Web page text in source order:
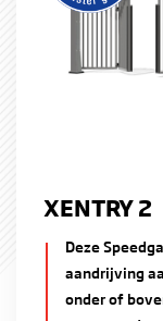
XENTRY 2
Deze
aandrijving
onder of